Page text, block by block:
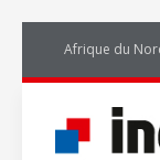
Afrique du